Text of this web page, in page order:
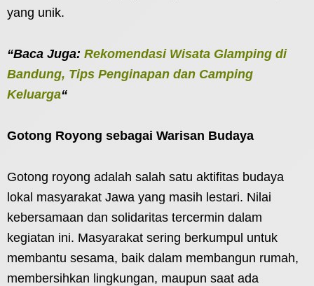
yang unik.
“Baca Juga: Rekomendasi Wisata Glamping di
Bandung, Tips Penginapan dan Camping
Keluarga“
Gotong Royong sebagai Warisan Budaya
Gotong royong adalah salah satu aktifitas budaya
lokal masyarakat Jawa yang masih lestari. Nilai
kebersamaan dan solidaritas tercermin dalam
kegiatan ini. Masyarakat sering berkumpul untuk
membantu sesama, baik dalam membangun rumah,
membersihkan lingkungan, maupun saat ada